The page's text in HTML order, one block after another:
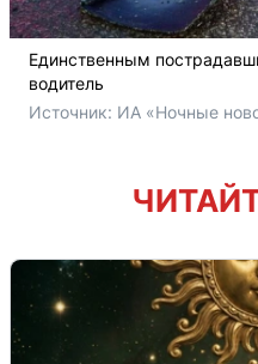
Единственным
водитель
Источник: ИА «Ночные